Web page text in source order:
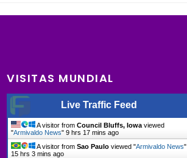
VISITAS MUNDIAL
Live Traffic Feed
A visitor fromCouncil Bluffs, Iowa viewed
"Armivaldo News"9 hrs 17 mins ago
A visitor fromSao Paulo viewed "Armivaldo News"
15 hrs 3 mins ago